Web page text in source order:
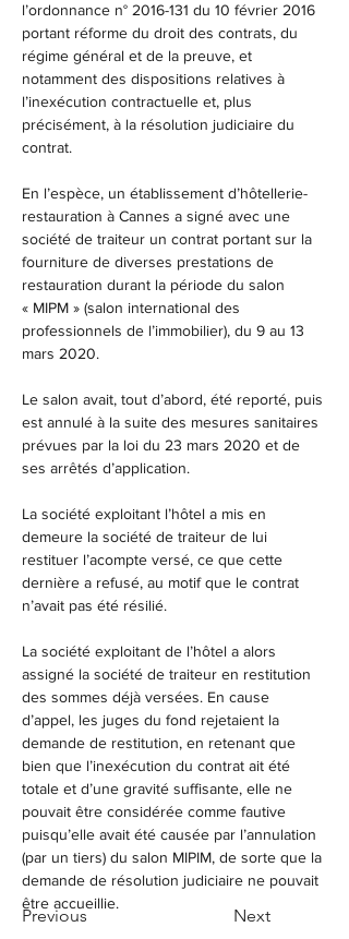
Previous Next
l’ordonnance n° 2016-131 du 10 février 2016
portant réforme du droit des contrats, du
régime général et de la preuve, et
notamment des dispositions relatives à
l’inexécution contractuelle et, plus
précisément, à la résolution judiciaire du
contrat.
En l’espèce, un établissement d’hôtellerie-
restauration à Cannes a signé avec une
société de traiteur un contrat portant sur la
fourniture de diverses prestations de
restauration durant la période du salon
« MIPM » (salon international des
professionnels de l’immobilier), du 9 au 13
mars 2020.
Le salon avait, tout d’abord, été reporté, puis
est annulé à la suite des mesures sanitaires
prévues par la loi du 23 mars 2020 et de
ses arrêtés d’application.
La société exploitant l’hôtel a mis en
demeure la société de traiteur de lui
restituer l’acompte versé, ce que cette
dernière a refusé, au motif que le contrat
n’avait pas été résilié.
La société exploitant de l’hôtel a alors
assigné la société de traiteur en restitution
des sommes déjà versées. En cause
d’appel, les juges du fond rejetaient la
demande de restitution, en retenant que
bien que l’inexécution du contrat ait été
totale et d’une gravité suffisante, elle ne
pouvait être considérée comme fautive
puisqu’elle avait été causée par l’annulation
(par un tiers) du salon MIPIM, de sorte que la
demande de résolution judiciaire ne pouvait
être accueillie.